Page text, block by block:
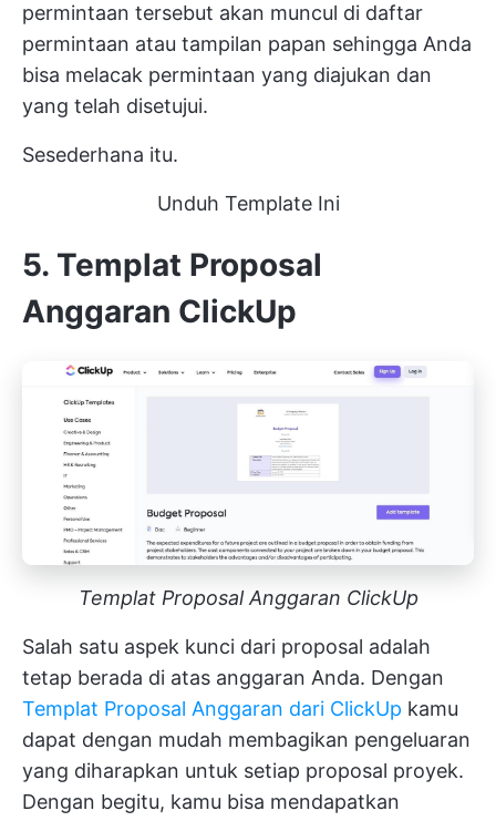
permintaan tersebut akan muncul di daftar
permintaan atau tampilan papan sehingga Anda
bisa melacak permintaan yang diajukan dan
yang telah disetujui.
Sesederhana itu.
Unduh Template Ini
5. Templat Proposal
Anggaran ClickUp
Templat Proposal Anggaran ClickUp
Salah satu aspek kunci dari proposal adalah
tetap berada di atas anggaran Anda. Dengan
Templat Proposal Anggaran dari ClickUp kamu
dapat dengan mudah membagikan pengeluaran
yang diharapkan untuk setiap proposal proyek.
Dengan begitu, kamu bisa mendapatkan